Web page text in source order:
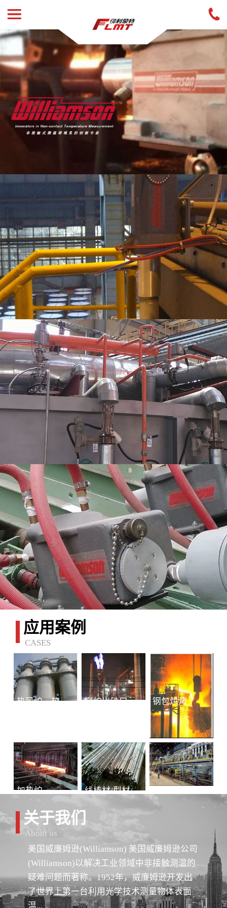
应用案例
CASES
热风炉、热风总管 高炉出铁口铁水连续测温 钢包烘烤
加热炉 线棒材/型材/管材
关于我们
About us
美国威廉姆逊(Williamson) 美国威廉姆逊公司
(Williamson)以解决工业领域中非接触测温的
疑难问题而著称。1952年，威廉姆逊开发出
了世界上第一台利用光学技术测量物体表面
温...